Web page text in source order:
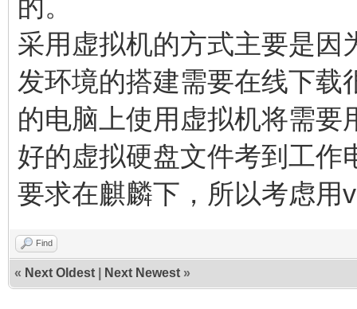
的。
采用虚拟机的方式主要是因
发环境的搭建需要在线下载
的电脑上使用虚拟机将需要
好的虚拟硬盘文件考到工作
要求在麒麟下，所以考虑用
Find
« Next Oldest Next Newest »